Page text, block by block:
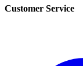
Customer Service